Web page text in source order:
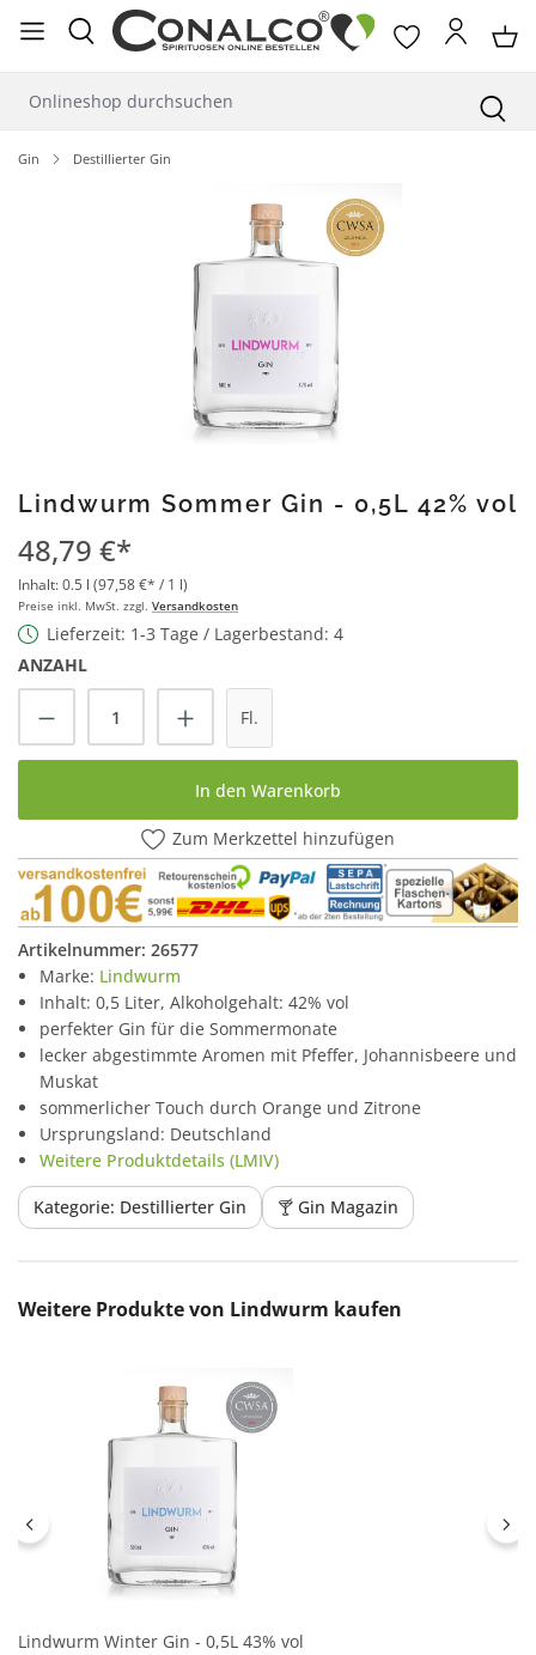
springen
Gin Destillierter Gin
Lindwurm Sommer Gin - 0,5L 42% vol
48,79 €*
Inhalt:0.5 l (97,58 €* / 1 l)
Preise inkl. MwSt. zzgl. Versandkosten
Lieferzeit: 1-3 Tage / Lagerbestand: 4
ANZAHL
Produkt Anzahl: Gib den gewünschten
Fl.
In den Warenkorb
Zum Merkzettel hinzufügen
Artikelnummer: 26577
Marke: Lindwurm
Inhalt: 0,5 Liter, Alkoholgehalt: 42% vol
perfekter Gin für die Sommermonate
lecker abgestimmte Aromen mit Pfeffer, Johannisbeere und
Muskat
sommerlicher Touch durch Orange und Zitrone
Ursprungsland: Deutschland
Weitere Produktdetails (LMIV)
Kategorie: Destillierter Gin 🍸 Gin Magazin
Produktgalerie überspringen
Weitere Produkte von Lindwurm kaufen
Lindwurm Winter Gin - 0,5L 43% vol